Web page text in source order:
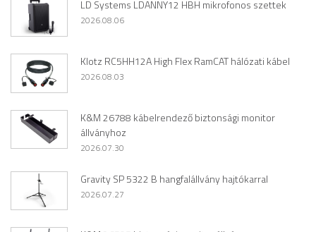
LD Systems LDANNY12 HBH mikrofonos szettek
2026.08.06
Klotz RC5HH12A High Flex RamCAT hálózati kábel
2026.08.03
K&M 26788 kábelrendező biztonsági monitor
állványhoz
2026.07.30
Gravity SP 5322 B hangfalállvány hajtókarral
2026.07.27